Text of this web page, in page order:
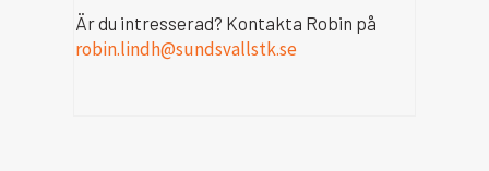
Är du intresserad? Kontakta Robin på
robin.lindh@sundsvallstk.se